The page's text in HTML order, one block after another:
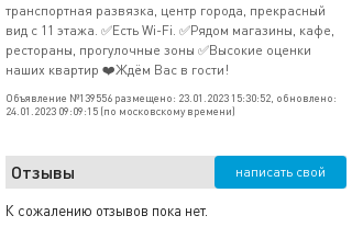
транспортная развязка, центр города, прекрасный
вид с 11 этажа. ✅Есть Wi-Fi. ✅Рядом магазины, кафе,
рестораны, прогулочные зоны ✅Высокие оценки
наших квартир ❤️Ждём Вас в гости!
Объявление №139556 размещено: 23.01.2023 15:30:52, обновлено:
24.01.2023 09:09:15 (по московскому времени)
Отзывы написать свой
К сожалению отзывов пока нет.